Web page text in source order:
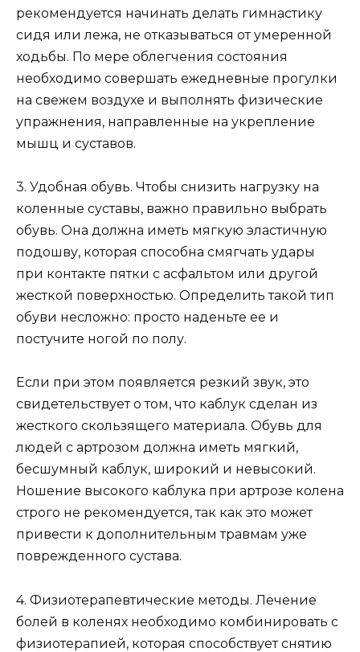
рекомендуется начинать делать гимнастику
сидя или лежа, не отказываться от умеренной
ходьбы. По мере облегчения состояния
необходимо совершать ежедневные прогулки
на свежем воздухе и выполнять физические
упражнения, направленные на укрепление
мышц и суставов.
3. Удобная обувь. Чтобы снизить нагрузку на
коленные суставы, важно правильно выбрать
обувь. Она должна иметь мягкую эластичную
подошву, которая способна смягчать удары
при контакте пятки с асфальтом или другой
жесткой поверхностью. Определить такой тип
обуви несложно: просто наденьте ее и
постучите ногой по полу.
Если при этом появляется резкий звук, это
свидетельствует о том, что каблук сделан из
жесткого скользящего материала. Обувь для
людей с артрозом должна иметь мягкий,
бесшумный каблук, широкий и невысокий.
Ношение высокого каблука при артрозе колена
строго не рекомендуется, так как это может
привести к дополнительным травмам уже
поврежденного сустава.
4. Физиотерапевтические методы. Лечение
болей в коленях необходимо комбинировать с
физиотерапией, которая способствует снятию